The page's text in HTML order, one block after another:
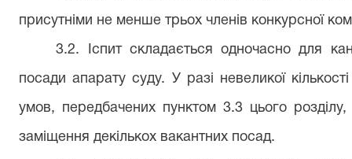
присутніми не менше трьох членів конкурсної
3.2. Іспит складається одночасно для
посади апарату суду. У разі невеликої
умов, передбачених пунктом 3.3 цього
заміщення декількох вакантних посад.